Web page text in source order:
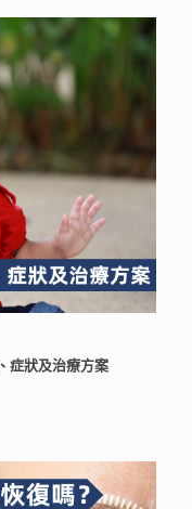
症狀及治療方案